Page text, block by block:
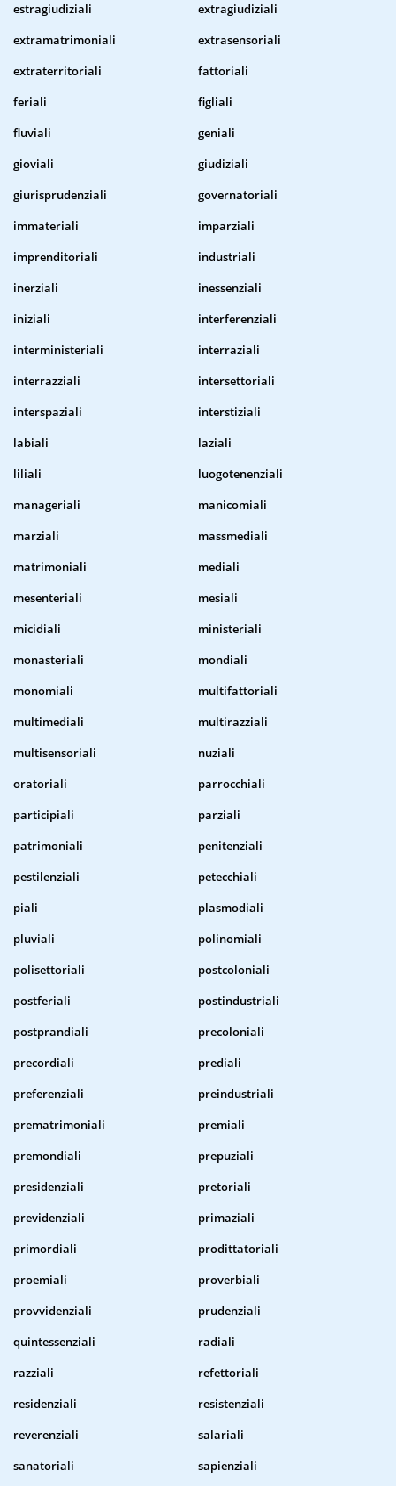
estragiudiziali
extragiudiziali
extramatrimoniali
extrasensoriali
extraterritoriali
fattoriali
feriali
figliali
fluviali
geniali
gioviali
giudiziali
giurisprudenziali
governatoriali
immateriali
imparziali
imprenditoriali
industriali
inerziali
inessenziali
iniziali
interferenziali
interministeriali
interraziali
interrazziali
intersettoriali
interspaziali
interstiziali
labiali
laziali
liliali
luogotenenziali
manageriali
manicomiali
marziali
massmediali
matrimoniali
mediali
mesenteriali
mesiali
micidiali
ministeriali
monasteriali
mondiali
monomiali
multifattoriali
multimediali
multirazziali
multisensoriali
nuziali
oratoriali
parrocchiali
participiali
parziali
patrimoniali
penitenziali
pestilenziali
petecchiali
piali
plasmodiali
pluviali
polinomiali
polisettoriali
postcoloniali
postferiali
postindustriali
postprandiali
precoloniali
precordiali
prediali
preferenziali
preindustriali
prematrimoniali
premiali
premondiali
prepuziali
presidenziali
pretoriali
previdenziali
primaziali
primordiali
prodittatoriali
proemiali
proverbiali
provvidenziali
prudenziali
quintessenziali
radiali
razziali
refettoriali
residenziali
resistenziali
reverenziali
salariali
sanatoriali
sapienziali